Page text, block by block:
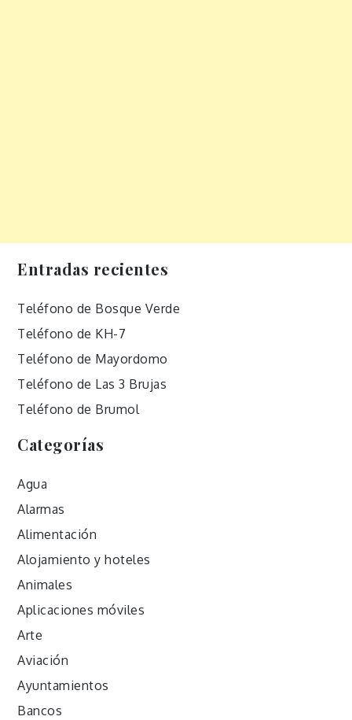
Entradas recientes
Teléfono de Bosque Verde
Teléfono de KH-7
Teléfono de Mayordomo
Teléfono de Las 3 Brujas
Teléfono de Brumol
Categorías
Agua
Alarmas
Alimentación
Alojamiento y hoteles
Animales
Aplicaciones móviles
Arte
Aviación
Ayuntamientos
Bancos